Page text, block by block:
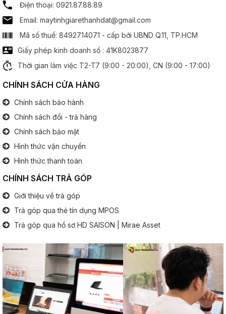
Chipset đồ hoạ:
Âm thanh
Speaker:
Cổng kết nối
1x HDMI
1x
1x SD
1x Mini DisplayPort
Bàn phím
Bàn phím số:
Có
Đèn phím:Có
Pin (Battery)
Thông tin pin:6 Cell
Thông tin khác
Điện thoại: 0921.87.88.89
Email: maytinhgiarethanhdat@gmail.com
Mã số thuế: 8492714071 - cấp bởi UBND Q.11, TP.HCM
Giấy phép kinh doanh số : 41K8023877
Thời gian làm việc T2-T7 (9:00 - 20:00), CN (9:00 - 17:00)
CHÍNH SÁCH CỬA HÀNG
Chính sách bảo hành
Chính sách đổi - trả hàng
Chính sách bảo mật
Hình thức vận chuyển
Hình thức thanh toán
CHÍNH SÁCH TRẢ GÓP
Giới thiệu về trả góp
Trả góp qua thẻ tín dụng MPOS
Trả góp qua hồ sơ HD SAISON | Mirae Asset